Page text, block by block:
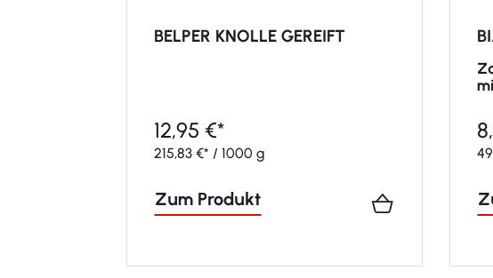
BELPER KNOLLE GEREIFT
12,95 €*
215,83 €* / 1000 g
Zum Produkt